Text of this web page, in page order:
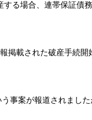
る場合、連帯保証債
掲載された破産手続
事案が報道されまし